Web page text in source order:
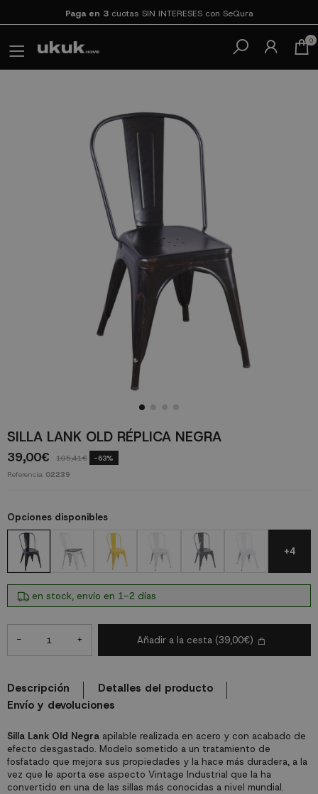
Paga en 3cuotas SIN INTERESES con SeQura
0
SILLA LANK OLD RÉPLICA NEGRA
39,00€ 105,41€ -63%
Referencia 02239
Silla Lank Old Negraapilable realizada en acero y con acabado de
efecto desgastado. Modelo sometido a un tratamiento de
fosfatado que mejora sus propiedades y la hace más duradera, a la
vez que le aporta ese aspecto Vintage Industrial que la ha
convertido en una de las sillas más conocidas a nivel mundial.
Opciones disponibles
+4
en stock, envío en 1-2 días
- + Añadir a la cesta (39,00€)
Descripción
Detalles del producto
Envío y devoluciones